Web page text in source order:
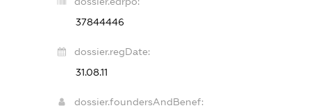
37844446
dossier.regDate:
31.08.11
dossier.foundersAndBenef: